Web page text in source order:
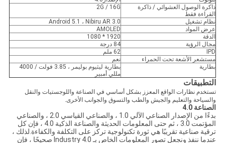
ذاكرة الوصول العشوائي / ذاكرة
القراءة فقط
2G / 16G
نظام تشغيل
Android 5.1 ، Nibiru AR 3.0
عرض المواد
AMOLED
الدقة
1920 * 1080
مجال الرؤية
84 درجة
IPD
62 ملم
مستشعر الأشعة تحت الحمراء
نعم
بطارية
بطارية ليثيوم بوليمر ، 3.85 فولت / 4000
مللي أمبير
التطبيقات
تستخدم نظارات الواقع المعزز بشكل أساسي في الصناعة واللوجستيات والنقل
والسياحة والتعليم والجيش والطب والتسوق والجوانب الأخرى.
الصناعة 4.0
بدءًا من الإصدار الصناعي الآلي 1.0 ، والصناعي القياسي 2.0 ، والصناعي
المؤتمت 3.0 ، ثم حتى المعلومات الحديثة والصناعة الذكية 4.0 ، فإن كل
ترقية صناعية تقريبًا هي ثورة تكنولوجية تركز على التكلفة والكفاءة.لذلك ،
عندما ننفذ ونجعل تصور المعلومات الخاص بـ Industry 4.0 صحيحًا ، فإن